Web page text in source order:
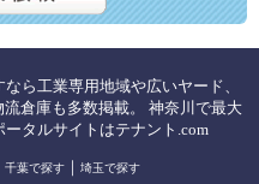
ら工業専用地域や広いヤード、
倉庫も多数掲載。 神奈川で最大
タルサイトはテナント.com
千葉で探す｜ 埼玉で探す